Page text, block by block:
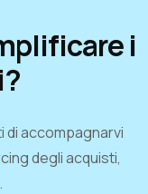
i
accompagnarvi
degli acquisti,